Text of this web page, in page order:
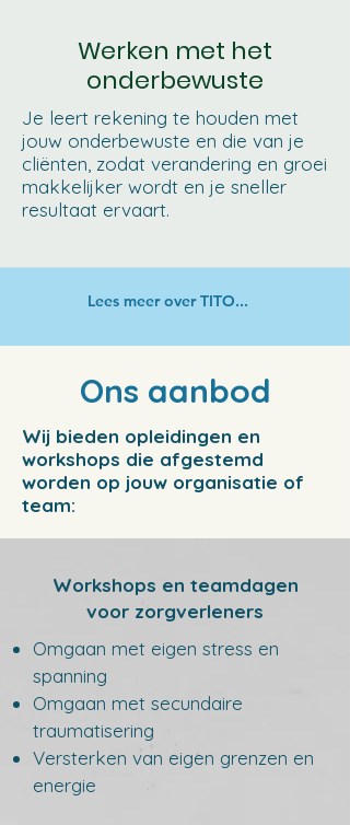
Werken met het
onderbewuste
Je leert rekening te houden met
jouw onderbewuste en die van je
cliënten, zodat verandering en groei
makkelijker wordt en je sneller
resultaat ervaart.
Lees meer over TITO...
Ons aanbod
Wij bieden opleidingen en
workshops die afgestemd
worden op jouw organisatie of
team:
Workshops en teamdagen
voor zorgverleners
Omgaan met eigen stress en
spanning
Omgaan met secundaire
traumatisering
Versterken van eigen grenzen en
energie